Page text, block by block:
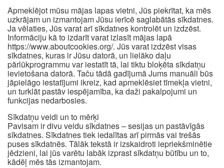
Apmeklējot mūsu mājas lapas vietni, Jūs piekrītat, ka mēs
uzkrājam un izmantojam Jūsu ierīcē saglabātās sīkdatnes.
Ja vēlaties, Jūs varat arī sīkdatnes kontrolēt un izdzēst.
Informāciju kā to izdarīt varat izlasīt mājas lapā
https://www.aboutcookies.org/. Jūs varat izdzēst visas
sīkdatnes, kuras ir Jūsu datorā, un lielāko daļu
pārlūkprogrammu var iestatīt tā, lai tiktu bloķēta sīkdatņu
ievietošana datorā. Taču tādā gadījumā Jums manuāli būs
jāpielāgo iestatījumi ikreiz, kad apmeklēsiet tīmekļa vietni,
un turklāt pastāv iespējamība, ka daži pakalpojumi un
funkcijas nedarbosies.
Sīkdatņu veidi un to mērķi
Pavisam ir divu veidu sīkdatnes – sesijas un pastāvīgās
sīkdatnes. Sīkdatnes tiek iedalītas arī pirmās vai trešās
puses sīkdatnēs. Tālāk tekstā ir izskaidroti iepriekšminētie
jēdzieni, lai jūs varētu labāk izprast sīkdatņu būtību un to,
kādēļ mēs tās izmantojam.